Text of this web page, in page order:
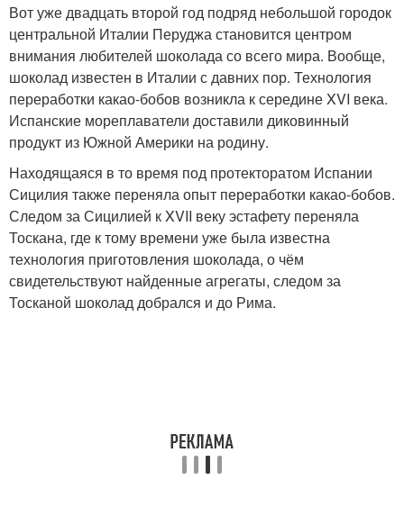
Вот уже двадцать второй год подряд небольшой городок
центральной Италии Перуджа становится центром
внимания любителей шоколада со всего мира. Вообще,
шоколад известен в Италии с давних пор. Технология
переработки какао-бобов возникла к середине XVI века.
Испанские мореплаватели доставили диковинный
продукт из Южной Америки на родину.
Находящаяся в то время под протекторатом Испании
Сицилия также переняла опыт переработки какао-бобов.
Следом за Сицилией к XVII веку эстафету переняла
Тоскана, где к тому времени уже была известна
технология приготовления шоколада, о чём
свидетельствуют найденные агрегаты, следом за
Тосканой шоколад добрался и до Рима.